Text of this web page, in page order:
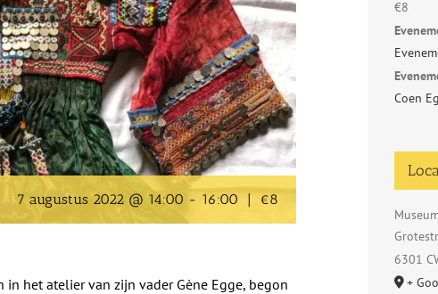
7 augustus 2022 @ 14:00 - 16:00 | €8
het atelier van zijn vader Gène Egge, begon
€8
Coen
6301
+